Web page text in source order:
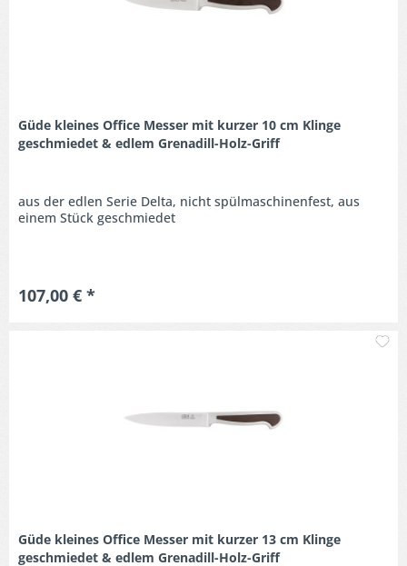
Güde kleines Office Messer mit kurzer 10 cm Klinge
geschmiedet & edlem Grenadill-Holz-Griff
aus der edlen Serie Delta, nicht spülmaschinenfest, aus
einem Stück geschmiedet
107,00 € *
Güde kleines Office Messer mit kurzer 13 cm Klinge
geschmiedet & edlem Grenadill-Holz-Griff